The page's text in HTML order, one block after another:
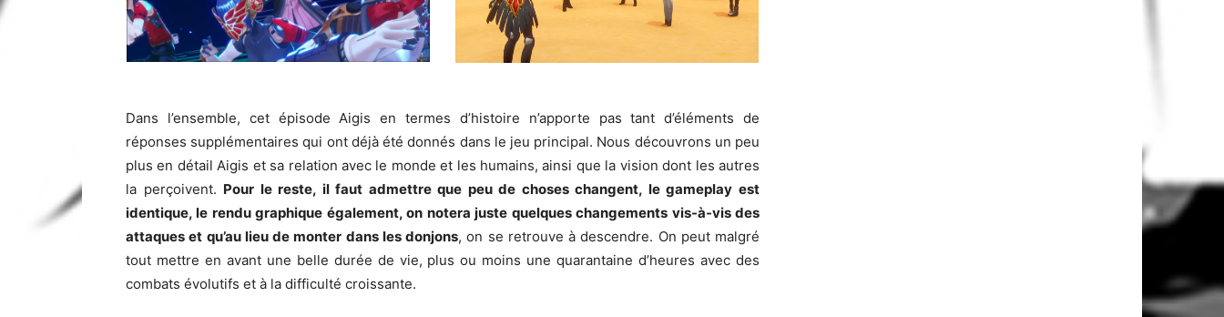
Dans l’ensemble, cet épisode Aigis en termes d’histoire n’apporte pas tant d’éléments de
réponses supplémentaires qui ont déjà été donnés dans le jeu principal. Nous découvrons un peu
plus en détail Aigis et sa relation avec le monde et les humains, ainsi que la vision dont les autres
la perçoivent. Pour le reste, il faut admettre que peu de choses changent, le gameplay est
identique, le rendu graphique également, on notera juste quelques changements vis-à-vis des
attaques et qu’au lieu de monter dans les donjons, on se retrouve à descendre. On peut malgré
tout mettre en avant une belle durée de vie, plus ou moins une quarantaine d’heures avec des
combats évolutifs et à la difficulté croissante.